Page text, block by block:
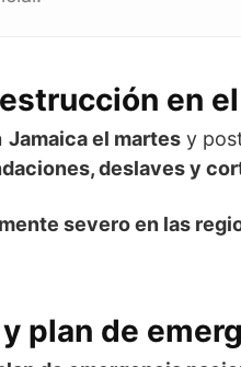
en
Jamaica el martes y
deslaves y
severo en las
plan de